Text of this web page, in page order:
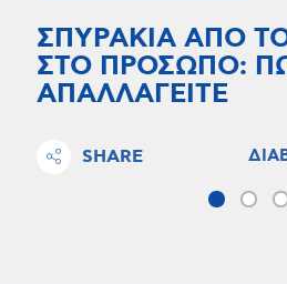
ΣΠΥΡΑΚΙΑ ΑΠΟ
ΣΤΟ ΠΡΟΣΩΠΟ:
ΑΠΑΛΛΑΓΕΙΤΕ
SHARE